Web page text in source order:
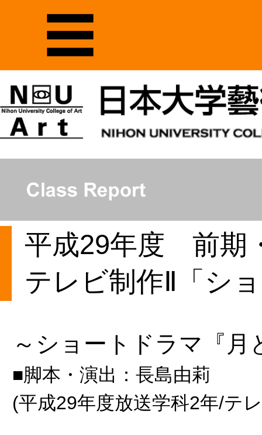
平成29年度 前期
テレビ制作Ⅱ「シ
～ショートドラマ『月
■脚本・演出：長島由莉
(平成29年度放送学科2年/テ